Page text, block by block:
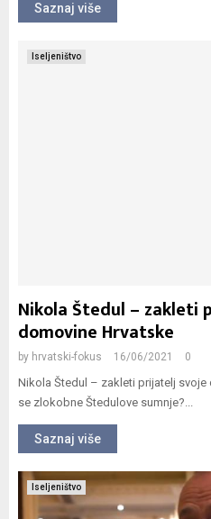
Saznaj više
Iseljeništvo
Nikola Štedul – zakleti
domovine Hrvatske
by hrvatski-fokus 16/06/2021 0
Nikola Štedul – zakleti prijatelj svoje
se zlokobne Štedulove sumnje?...
Saznaj više
Iseljeništvo